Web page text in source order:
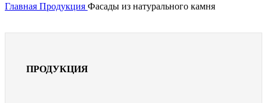
Главная Продукция Фасады из натурального камня
ПРОДУКЦИЯ